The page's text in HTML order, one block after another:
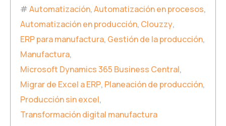
Automatización,Automatización en procesos,
Automatización en producción, Clouzzy,
ERP para manufactura, Gestión de la producción,
Manufactura,
Microsoft Dynamics 365 Business Central,
Migrar de Excel a ERP, Planeación de producción,
Producción sin excel,
Transformación digital manufactura